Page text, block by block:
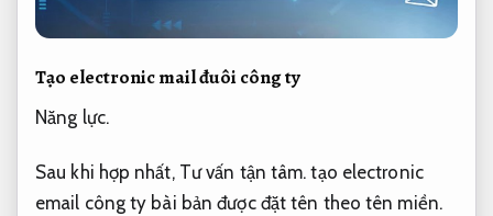
Tạo electronic mail đuôi công ty
Năng lực.
Sau khi hợp nhất, Tư vấn tận tâm. tạo electronic
email công ty bài bản được đặt tên theo tên miền.